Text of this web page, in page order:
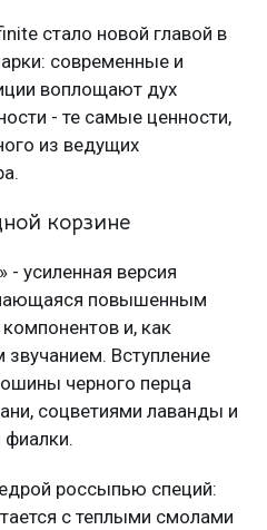
стало новой главой в
современные и
воплощают дух
- те самые ценности,
из ведущих
корзине
- усиленная версия
повышенным
и, как
звучанием. Вступление
черного перца
соцветиями лаванды и
россыпью специй:
с теплыми смолами